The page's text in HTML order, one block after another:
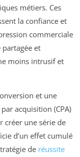
métiers. Ces
la confiance et
commerciale
et
moins intrusif et
et une
acquisition (CPA)
créer une série de
d’un effet cumulé
de réussite